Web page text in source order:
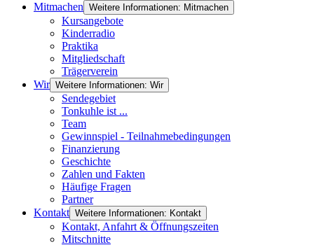
Mitmachen Weitere Informationen: Mitmachen
Kursangebote
Kinderradio
Praktika
Mitgliedschaft
Trägerverein
Wir Weitere Informationen: Wir
Sendegebiet
Tonkuhle ist ...
Team
Gewinnspiel - Teilnahmebedingungen
Finanzierung
Geschichte
Zahlen und Fakten
Häufige Fragen
Partner
Kontakt Weitere Informationen: Kontakt
Kontakt, Anfahrt & Öffnungszeiten
Mitschnitte